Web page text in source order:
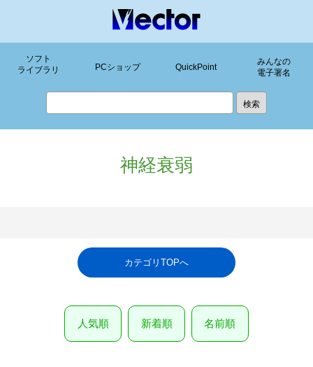
ソフト
ライブラリ
PCショップ QuickPoint
みんなの
電子署名
神経衰弱
カテゴリTOPへ
人気順 新着順 名前順